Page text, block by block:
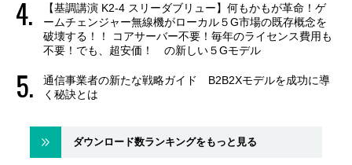
【基調講演 K2-4 スリーダブリュー】何もかもが革命！ゲ
ームチェンジャー無線機がローカル５G市場の既存概念を
破壊する！！ コアサーバー不要！毎年のライセンス費用も
不要！でも、超安価！ の新しい５Gモデル
通信事業者の新たな戦略ガイド B2B2Xモデルを成功に導
く秘訣とは
ダウンロード数ランキングをもっと見る